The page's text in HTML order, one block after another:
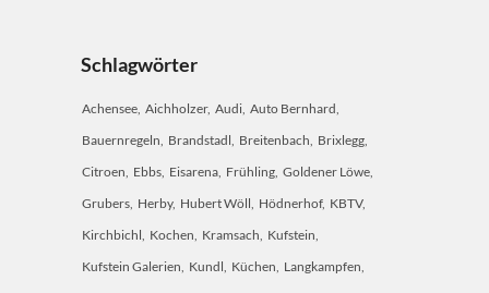
Schlagwörter
Achensee Aichholzer Audi Auto Bernhard
Bauernregeln Brandstadl Breitenbach Brixlegg
Citroen Ebbs Eisarena Frühling Goldener Löwe
Grubers Herby Hubert Wöll Hödnerhof KBTV
Kirchbichl Kochen Kramsach Kufstein
Kufstein Galerien Kundl Küchen Langkampfen